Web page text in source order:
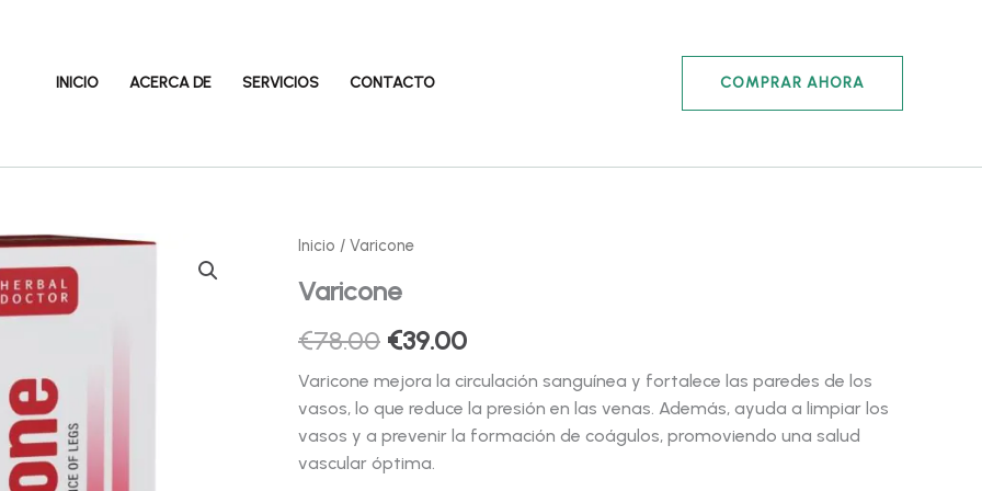
INICIO ACERCA DE SERVICIOS CONTACTO COMPRAR AHORA
Inicio / Varicone
Varicone
€78.00 El
precio
original
era:
€39.00El
precio
actual
Varicone mejora la circulación sanguínea y fortalece las paredes de los
vasos, lo que reduce la presión en las venas. Además, ayuda a limpiar los
vasos y a prevenir la formación de coágulos, promoviendo una salud
vascular óptima.